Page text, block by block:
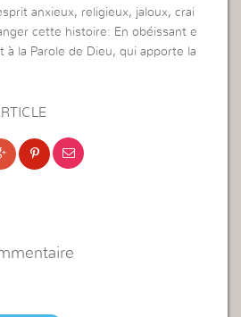
anxieux, religieux, jaloux, crai
cette histoire: En obéissant e
la Parole de Dieu, qui apporte la